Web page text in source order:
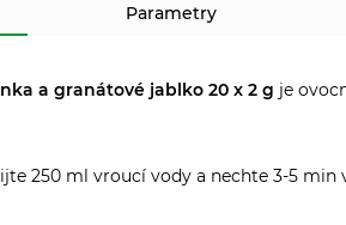
Parametry
a granátové jablko 20 x 2 g je
250 ml vroucí vody a nechte 3-5 min